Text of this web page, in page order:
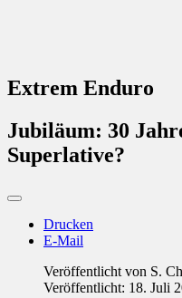
Extrem Enduro
Jubiläum: 30
Superlative?
Drucken
E-Mail
Veröffentlicht von S.
Veröffentlicht: 18. Juli